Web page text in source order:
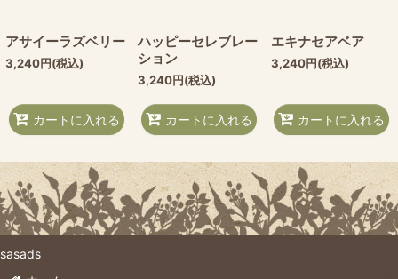
アサイーラズベリー
3,240円(税込)
カートに入れる
ハッピーセレブレー
ション
3,240円(税込)
カートに入れる
エキナセアベア
3,240円(税込)
カートに入れる
sasads